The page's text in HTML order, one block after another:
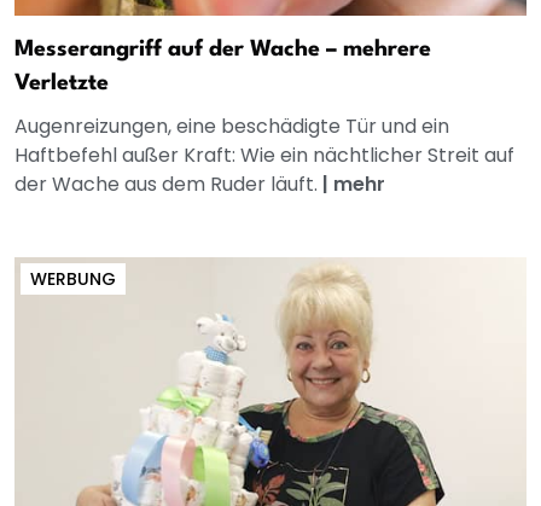
Messerangriff auf der Wache – mehrere
Verletzte
Augenreizungen, eine beschädigte Tür und ein
Haftbefehl außer Kraft: Wie ein nächtlicher Streit auf
der Wache aus dem Ruder läuft. | mehr
WERBUNG